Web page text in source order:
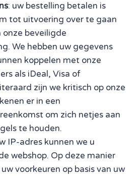
: uw bestelling betalen is
tot uitvoering over te gaan
beveiligde
We hebben uw gegevens
koppelen met onze
als iDeal, Visa of
zijn we kritisch op onze
er in een
om zich netjes aan
te houden.
IP-adres kunnen we u
webshop. Op deze manier
voorkeuren op basis van uw